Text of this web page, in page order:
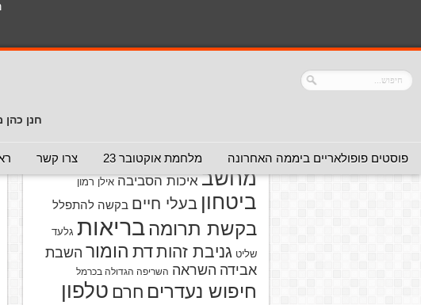
חנן כהן
פוסטים פופולאריים ביממה האחרונה מלחמת אוקטובר 23 צרו קשר
מפני מוצריםאזהרת וירוס
מחשב איכות הסביבה אילן רמון
ביטחון בעלי חיים בקשה להתפלל
בקשת תרומהבריאות גלעד
שליט גניבת זהותדת הומור השבת
אבידה השראה השריפה הגדולה בכרמל
חיפוש נעדרים חרם טלפון